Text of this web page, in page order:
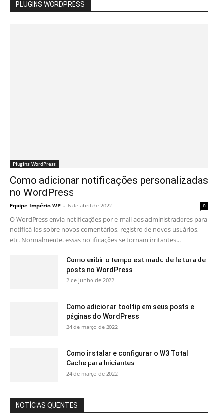
PLUGINS WORDPRESS
Plugins WordPress
Como adicionar notificações personalizadas
no WordPress
Equipe Império WP - 6 de abril de 2022 0
O WordPress envia notificações por e-mail aos administradores para
notificá-los sobre novos comentários, registro de novos usuários,
etc. Normalmente, essas notificações se tornam irritantes...
Como exibir o tempo estimado de leitura de
posts no WordPress
2 de junho de 2022
Como adicionar tooltip em seus posts e
páginas do WordPress
24 de março de 2022
Como instalar e configurar o W3 Total
Cache para Iniciantes
24 de março de 2022
NOTÍCIAS QUENTES